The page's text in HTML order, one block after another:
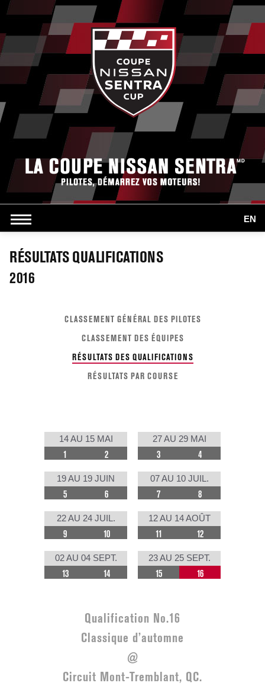
EN
RÉSULTATS QUALIFICATIONS
2016
CLASSEMENT GÉNÉRAL DES PILOTES
CLASSEMENT DES ÉQUIPES
RÉSULTATS DES QUALIFICATIONS
RÉSULTATS PAR COURSE
14 AU 15 MAI
1 2
27 AU 29 MAI
3 4
19 AU 19 JUIN
5 6
07 AU 10 JUIL.
7 8
22 AU 24 JUIL.
9 10
12 AU 14 AOÛT
11 12
02 AU 04 SEPT.
13 14
23 AU 25 SEPT.
15 16
Qualification No.16
Classique d’automne
@
Circuit Mont-Tremblant, QC.